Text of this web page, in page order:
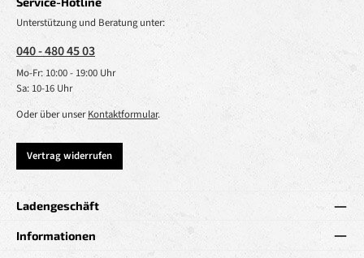
Unterstützung und Beratung unter:
040 - 480 45 03
Mo-Fr: 10:00 - 19:00 Uhr
Sa: 10-16 Uhr
Oder über unserKontaktformular.
Vertrag widerrufen
Ladengeschäft
Informationen